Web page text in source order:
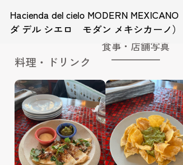
Hacienda del cielo MODERN
ダ デル シエロ モダン メキシカーノ）
食事・店舗写真
料理・ドリンク